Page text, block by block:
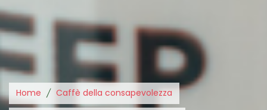
Home Caffè della consapevolezza